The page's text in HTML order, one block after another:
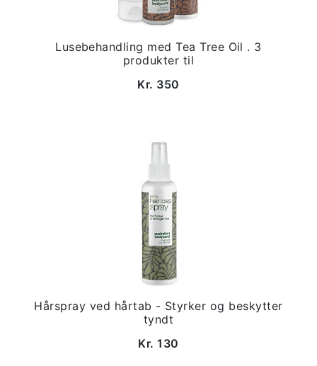
Lusebehandling med Tea Tree Oil . 3
produkter til
Kr. 350
Hårspray ved hårtab - Styrker og beskytter
tyndt
Kr. 130